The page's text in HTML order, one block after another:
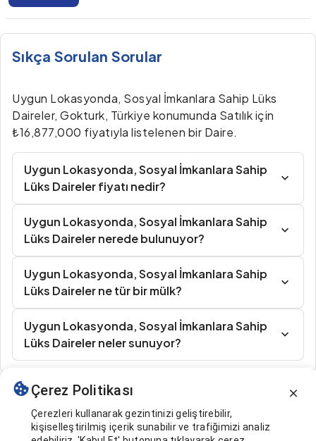
Sıkça Sorulan Sorular
Uygun Lokasyonda, Sosyal İmkanlara Sahip Lüks
Daireler, Gokturk, Türkiye konumunda Satılık için
₺16,877,000 fiyatıyla listelenen bir Daire.
Uygun Lokasyonda, Sosyal İmkanlara Sahip
Lüks Daireler fiyatı nedir?
Uygun Lokasyonda, Sosyal İmkanlara Sahip
Lüks Daireler nerede bulunuyor?
Uygun Lokasyonda, Sosyal İmkanlara Sahip
Lüks Daireler ne tür bir mülk?
Uygun Lokasyonda, Sosyal İmkanlara Sahip
Lüks Daireler neler sunuyor?
Benzer İlanlar
Çerez Politikası
Çerezleri kullanarak gezintinizi geliştirebilir,
kişiselleştirilmiş içerik sunabilir ve trafiğimizi analiz